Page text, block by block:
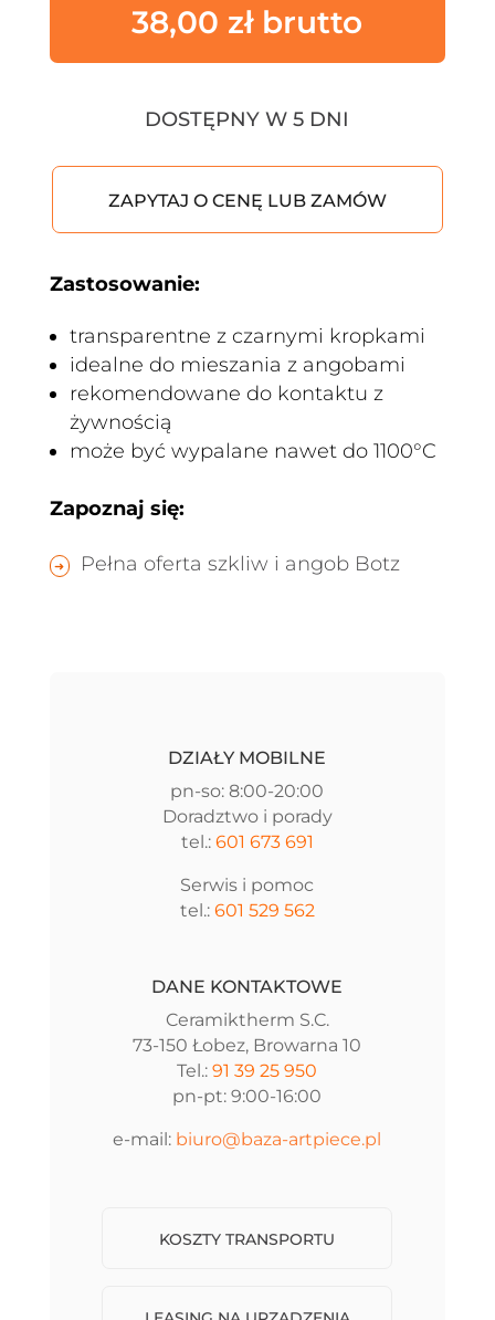
38,00 zł
DOSTĘPNY W 5 DNI
ZAPYTAJ O CENĘ LUB ZAMÓW
Zastosowanie:
transparentne z czarnymi kropkami
idealne do mieszania z angobami
rekomendowane do kontaktu z
żywnością
może być wypalane nawet do 1100°C
Zapoznaj się:
Pełna oferta szkliw i angob Botz
DZIAŁY MOBILNE
pn-so: 8:00-20:00
Doradztwo i porady
tel.: 601 673 691
Serwis i pomoc
tel.: 601 529 562
DANE KONTAKTOWE
Ceramiktherm S.C.
73-150 Łobez, Browarna 10
Tel.:91 39 25 950
pn-pt: 9:00-16:00
e-mail: biuro@baza-artpiece.pl
KOSZTY TRANSPORTU